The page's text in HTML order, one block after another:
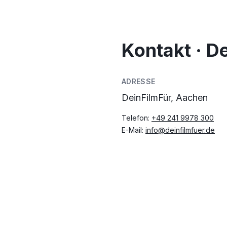
Kontakt ·
ADRESSE
DeinFilmFür, Aachen
Telefon: +49 241 9978 300
E-Mail: info@deinfilmfuer.de